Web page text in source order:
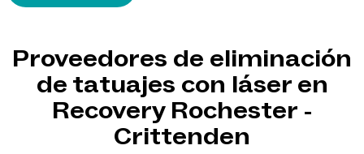
Proveedores de eliminación
de tatuajes con láser en
Recovery Rochester -
Crittenden